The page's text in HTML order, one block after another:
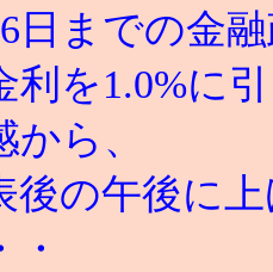
日までの金
利を1.0%に
ら、
後の午後に